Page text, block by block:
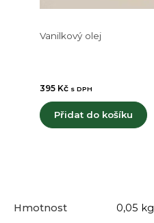
Vanilkový olej
395 Kč s DPH
Přidat do košíku
Hmotnost
0,05 kg